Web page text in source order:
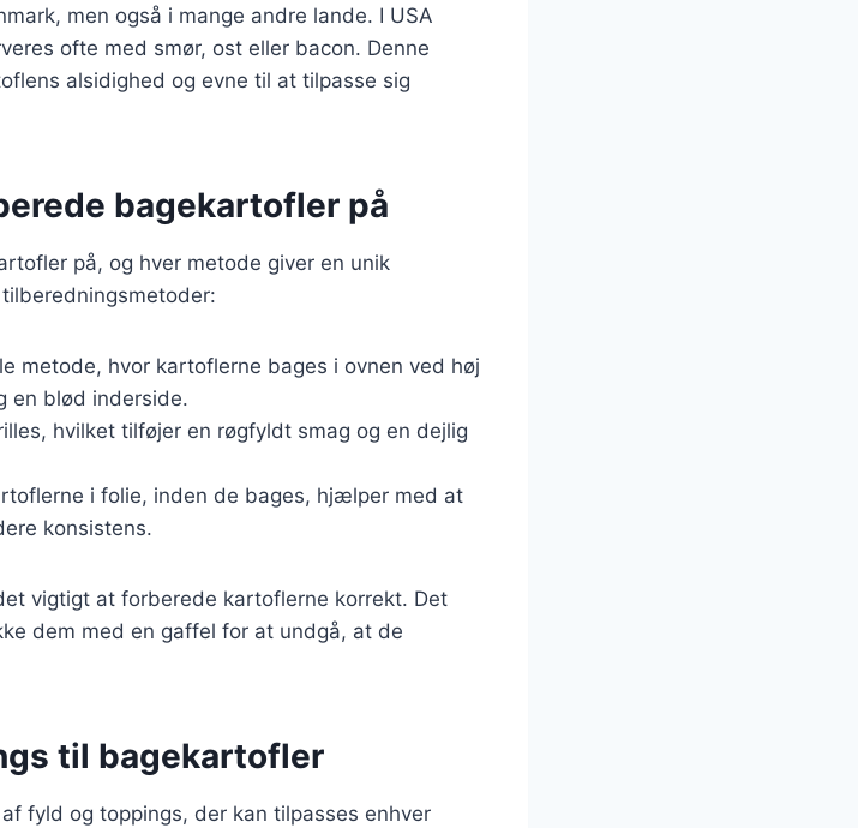
men også i mange andre lande. I USA
ofte med smør, ost eller bacon. Denne
alsidighed og evne til at tilpasse sig
bagekartofler på
på, og hver metode giver en unik
metode, hvor kartoflerne bages i ovnen ved høj
en blød inderside.
hvilket tilføjer en røgfyldt smag og en dejlig
i folie, inden de bages, hjælper med at
konsistens.
vigtigt at forberede kartoflerne korrekt. Det
dem med en gaffel for at undgå, at de
til bagekartofler
fyld og toppings, der kan tilpasses enhver